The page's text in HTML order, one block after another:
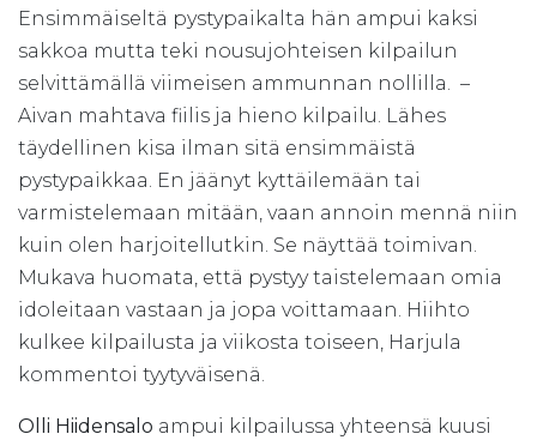
Ensimmäiseltä pystypaikalta hän ampui kaksi
sakkoa mutta teki nousujohteisen kilpailun
selvittämällä viimeisen ammunnan nollilla. –
Aivan mahtava fiilis ja hieno kilpailu. Lähes
täydellinen kisa ilman sitä ensimmäistä
pystypaikkaa. En jäänyt kyttäilemään tai
varmistelemaan mitään, vaan annoin mennä niin
kuin olen harjoitellutkin. Se näyttää toimivan.
Mukava huomata, että pystyy taistelemaan omia
idoleitaan vastaan ja jopa voittamaan. Hiihto
kulkee kilpailusta ja viikosta toiseen, Harjula
kommentoi tyytyväisenä.
Olli Hiidensalo ampui kilpailussa yhteensä kuusi